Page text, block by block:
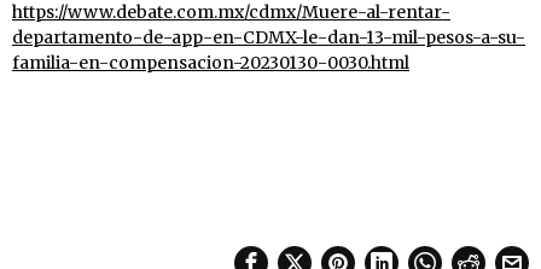
https://www.debate.com.mx/cdmx/Muere-al-rentar-
departamento-de-app-en-CDMX-le-dan-13-mil-pesos-a-su-
familia-en-compensacion-20230130-0030.html